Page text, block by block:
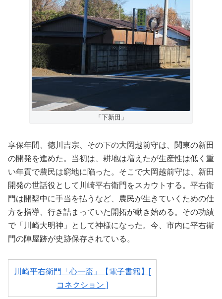
「下新田」
享保年間、徳川吉宗、その下の大岡越前守は、関東の新田
の開発を進めた。当初は、耕地は増えたが生産性は低く重
い年貢で農民は窮地に陥った。そこで大岡越前守は、新田
開発の世話役として川崎平右衛門をスカウトする。平右衛
門は開墾中に手当を払うなど、農民が生きていくための仕
方を指導、行き詰まっていた開拓が動き始める。その功績
で「川崎大明神」として神様になった。今、市内に平右衛
門の陣屋跡が史跡保存されている。
川崎平右衛門「心一盃」【電子書籍】[
コネクション ]